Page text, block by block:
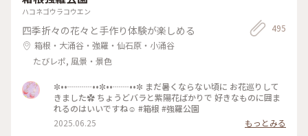
ハコネゴウラコウエン
四季折々の花々と手作り体験が楽しめる
箱根・大涌谷・強羅・仙石原・小涌谷
たびレポ, 風景・景色
495
✼••┈┈┈••✼••┈┈••✼ まだ暑くならない頃に お花巡りして
きました✿ ちょうどバラと紫陽花ばかりで 好きなものに囲ま
れるのはいいですね☺️ #箱根 #強羅公園
2025.06.25
もっとみる